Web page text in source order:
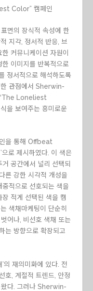
Color” 캠페인
면의 장식적 속성에 한
지각, 정서적 반응, 브
커뮤니케이션 자원이
이미지를 반복적으로
정서적으로 해석하도록
한 관점에서 Sherwin-
Loneliest
을 보여주는 흥미로운
을 통해Offbeat
으로 제시하였다. 이 색은
공간에서 널리 선택되
른 강한 시각적 개성을
적으로 선호되는 색을
적게 선택된 색을 캠
색채마케팅이 단순히
어나, 비선호 색채 또는
는 방향으로 확장되고
의 재의미화에 있다. 전
호, 계절적 트렌드, 안정
왔다. 그러나 Sherwin-